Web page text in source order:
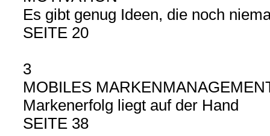
Es gibt genug Ideen, die noch
SEITE 20
3
MOBILES
Markenerfolg liegt auf der Hand
SEITE 38